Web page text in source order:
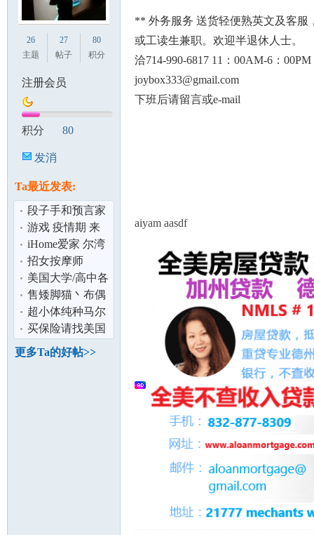
26
主题
27
帖子
80
积分
注册会员
积分 80
发消
Ta最近发表:
段子手和预言家
游戏 疫情期 来
吃鸡啦
iHome爱家 尔湾
高级别墅出租
招女按摩师
美国大学/高中各
类数学课程辅导
(以及SAT/AP
售矮脚猫丶布偶
丶加菲丶柯基丶
韩系博美丶等
超小体纯种马尔
济斯 现货 可上门
1100
买保险请找美国
老牌大公司——
State Farm!
更多Ta的好帖>>
** 外务服务 送货轻便熟英文及客服
或工读生兼职。欢迎半退休人士。
洽714-990-6817 11：00AM-6：00PM
joybox333@gmail.com
下班后请留言或e-mail
aiyam aasdf